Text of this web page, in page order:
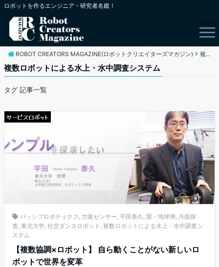
ロボットを作るエンジニア・研究者名鑑！
ROBOT CREATORS MAGAZINE(ロボットクリエイターズマガジン) 複数ロボットによる水上・水中調査システム
複数ロボットによる水上・水中調査システム
タグ 記事一覧
サービスロボット
パッシブロボティクス 力覚センサー 平田泰久 愛・地球博
月面探
査 東北大学 社交ダンスロボット 複数ロボットによる水上・水中調査シ
ステム
【複数協調×ロボット】 自ら動くことがない新しいロ
ボットで世界を変革